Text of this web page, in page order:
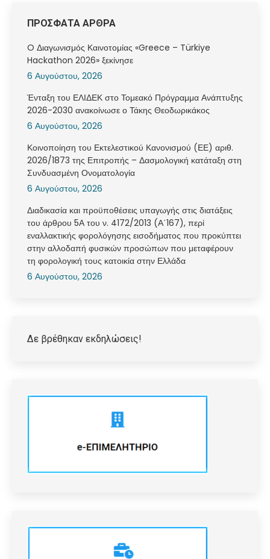
ΠΡΟΣΦΑΤΑ ΑΡΘΡΑ
O Διαγωνισμός Καινοτομίας «Greece – Türkiye
Hackathon 2026» ξεκίνησε
6 Αυγούστου, 2026
Ένταξη του ΕΛΙΔΕΚ στο Τομεακό Πρόγραμμα Ανάπτυξης
2026-2030 ανακοίνωσε ο Τάκης Θεοδωρικάκος
6 Αυγούστου, 2026
Κοινοποίηση του Εκτελεστικού Κανονισμού (ΕΕ) αριθ.
2026/1873 της Επιτροπής – Δασμολογική κατάταξη στη
Συνδυασμένη Ονοματολογία
6 Αυγούστου, 2026
Διαδικασία και προϋποθέσεις υπαγωγής στις διατάξεις
του άρθρου 5Α του ν. 4172/2013 (Α΄167), περί
εναλλακτικής φορολόγησης εισοδήματος που προκύπτει
στην αλλοδαπή φυσικών προσώπων που μεταφέρουν
τη φορολογική τους κατοικία στην Ελλάδα
6 Αυγούστου, 2026
Δε βρέθηκαν εκδηλώσεις!